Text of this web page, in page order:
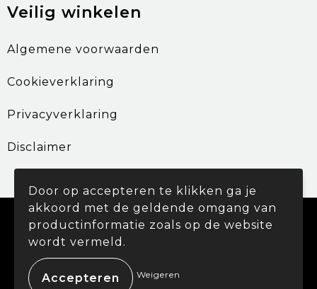
Veilig winkelen
Algemene voorwaarden
Cookieverklaring
Privacyverklaring
Disclaimer
© Copyright Promohouse 2024
Door op accepteren te klikken ga je
akkoord met de geldende omgang van
productinformatie zoals op de website
wordt vermeld.
Weigeren